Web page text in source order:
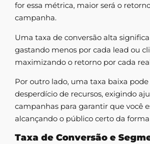
for essa métrica, maior será o
campanha.
Uma taxa de conversão alta
gastando menos por cada lead ou
maximizando o retorno por cada
Por outro lado, uma taxa baixa
desperdício de recursos, exigindo
campanhas para garantir que você
alcançando o público certo da
Taxa de Conversão e